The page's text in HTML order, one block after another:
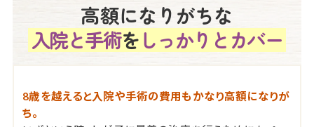
高額になりがちな
入院と手術をしっかりとカバー
8歳を越えると入院や手術の費用もかなり高額になりが
ち。